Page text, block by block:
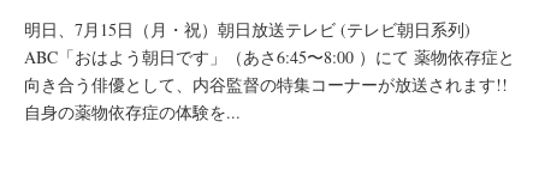
明日、7月15日（月・祝）朝日放送テレビ (テレビ朝日系列)
ABC「おはよう朝日です」（あさ6:45〜8:00 ）にて 薬物依存症と
向き合う俳優として、内谷監督の特集コーナーが放送されます!!
自身の薬物依存症の体験を...